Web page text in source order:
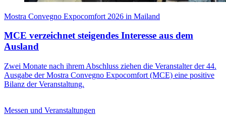
Mostra Convegno Expocomfort 2026 in Mailand
MCE verzeichnet steigendes Interesse aus dem
Ausland
Zwei Monate nach ihrem Abschluss ziehen die Veranstalter der 44.
Ausgabe der Mostra Convegno Expocomfort (MCE) eine positive
Bilanz der Veranstaltung.
Messen und Veranstaltungen